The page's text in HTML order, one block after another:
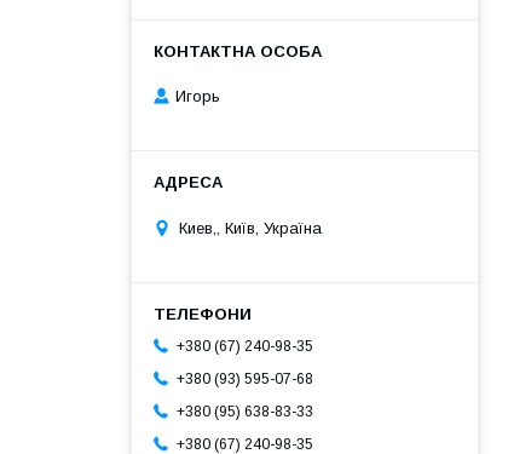
Игорь
Киев,, Київ, Україна
+380 (67) 240-98-35
+380 (93) 595-07-68
+380 (95) 638-83-33
+380 (67) 240-98-35